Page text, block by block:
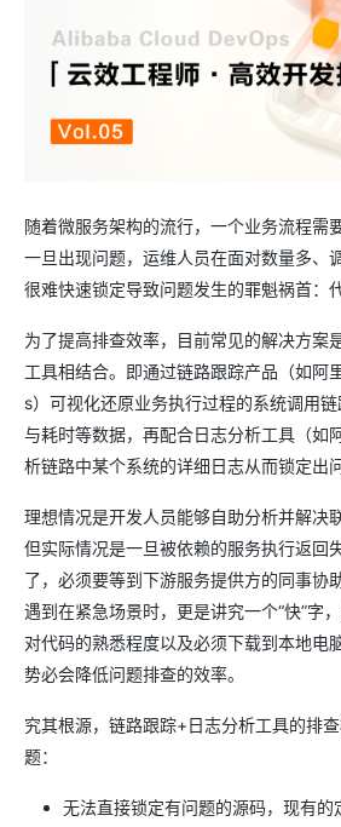
随着微服务架构的流行，一个业务流程需
一旦出现问题，运维人员在面对数量多、
很难快速锁定导致问题发生的罪魁祸首：代
为了提高排查效率，目前常见的解决方案
工具相结合。即通过链路跟踪产品（如阿
s）可视化还原业务执行过程的系统调用
与耗时等数据，再配合日志分析工具（如
析链路中某个系统的详细日志从而锁定出
理想情况是开发人员能够自助分析并解决
但实际情况是一旦被依赖的服务执行返回
了，必须要等到下游服务提供方的同事协
遇到在紧急场景时，更是讲究一个“快”字
对代码的熟悉程度以及必须下载到本地电
势必会降低问题排查的效率。
究其根源，链路跟踪+日志分析工具的排
题：
无法直接锁定有问题的源码，现有的